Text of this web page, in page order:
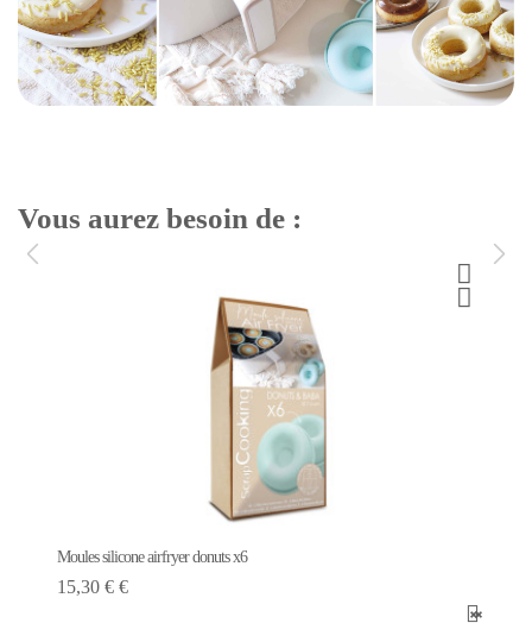
Vous aurez besoin de :
Moules silicone airfryer donuts x6
15,30 € €